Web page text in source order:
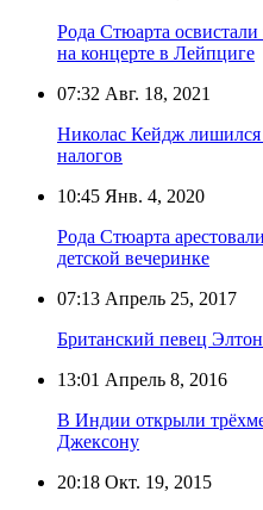
Рода Стюарта
на концерте в Лейпциге
07:32 Авг. 18, 2021
Николас Кейдж лишился
налогов
10:45 Янв. 4, 2020
Рода Стюарта
детской вечеринке
07:13 Апрель 25, 2017
Британский певец
13:01 Апрель 8, 2016
В Индии открыли
Джексону
20:18 Окт. 19, 2015